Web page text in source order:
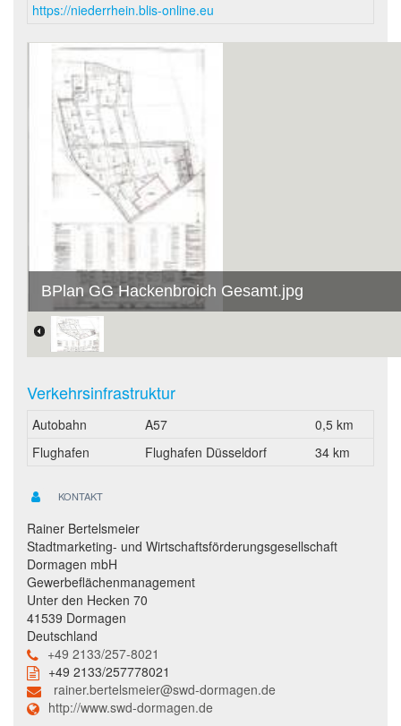
https://niederrhein.blis-online.eu
BPlan GG Hackenbroich Gesamt.jpg
Verkehrsinfrastruktur
Autobahn A57
0,5 km
Flughafen
Flughafen Düsseldorf 34 km
KONTAKT
Rainer Bertelsmeier
Stadtmarketing- und Wirtschaftsförderungsgesellschaft
Dormagen mbH
Gewerbeflächenmanagement
Unter den Hecken 70
41539 Dormagen
Deutschland
+49 2133/257-8021
+49 2133/257778021
rainer.bertelsmeier@swd-dormagen.de
http://www.swd-dormagen.de